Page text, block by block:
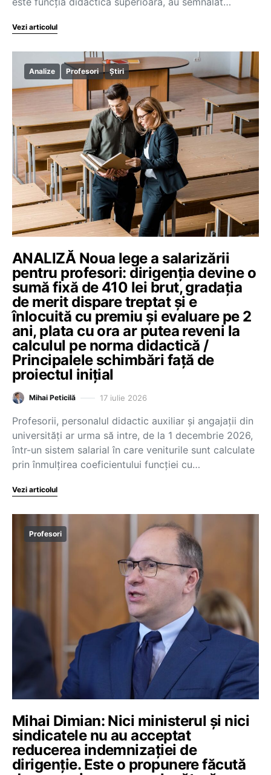
Vezi articolul
Analize Profesori Știri
ANALIZĂ Noua lege a salarizării
pentru profesori: dirigenția devine o
sumă fixă de 410 lei brut, gradația
de merit dispare treptat și e
înlocuită cu premiu și evaluare pe 2
ani, plata cu ora ar putea reveni la
calculul pe norma didactică /
Principalele schimbări față de
proiectul inițial
Mihai Peticilă 17 iulie 2026
Profesorii, personalul didactic auxiliar și angajații din
universități ar urma să intre, de la 1 decembrie 2026,
într-un sistem salarial în care veniturile sunt calculate
prin înmulțirea coeficientului funcției cu…
Vezi articolul
Profesori
Mihai Dimian: Nici ministerul și nici
sindicatele nu au acceptat
reducerea indemnizației de
dirigenție. Este o propunere făcută